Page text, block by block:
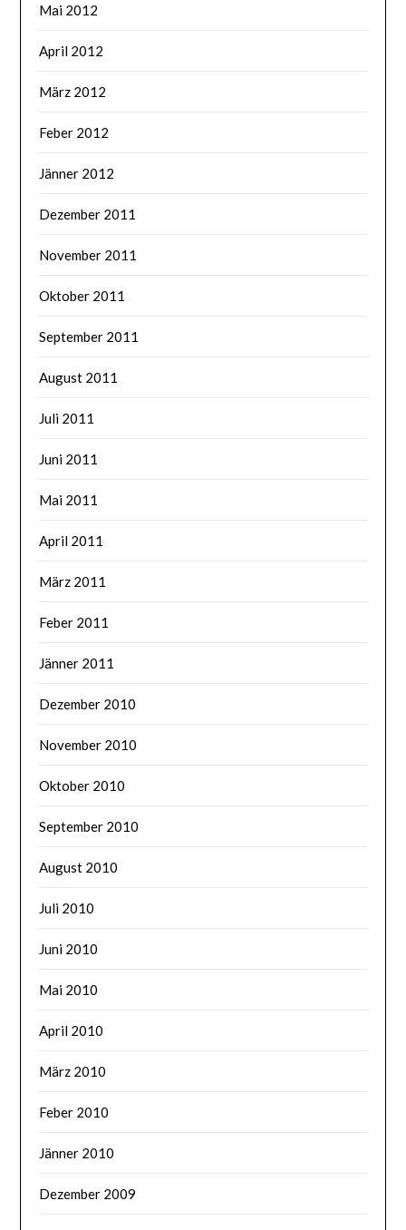
Mai 2012
April 2012
März 2012
Feber 2012
Jänner 2012
Dezember 2011
November 2011
Oktober 2011
September 2011
August 2011
Juli 2011
Juni 2011
Mai 2011
April 2011
März 2011
Feber 2011
Jänner 2011
Dezember 2010
November 2010
Oktober 2010
September 2010
August 2010
Juli 2010
Juni 2010
Mai 2010
April 2010
März 2010
Feber 2010
Jänner 2010
Dezember 2009